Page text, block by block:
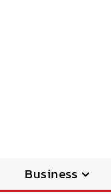
Business